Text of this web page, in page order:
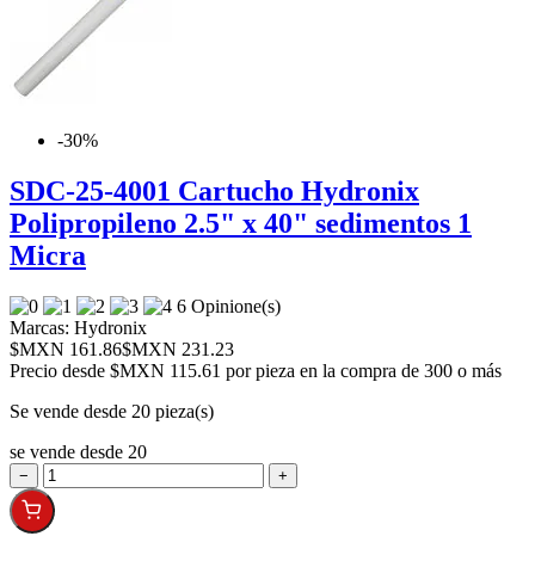
-30%
SDC-25-4001 Cartucho Hydronix
Polipropileno 2.5" x 40" sedimentos 1
Micra
6 Opinione(s)
Marcas: Hydronix
$MXN 161.86$MXN 231.23
Precio desde $MXN 115.61 por pieza en la compra de 300 o más
Se vende desde 20 pieza(s)
se vende desde 20
− +